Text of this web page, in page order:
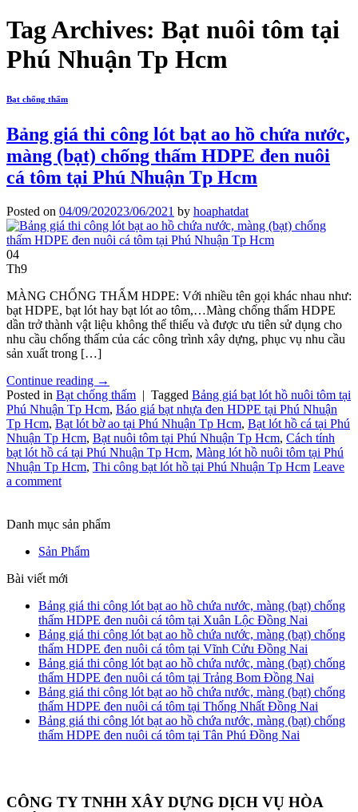
Tag Archives: Bạt nuôi tôm tại
Phú Nhuận Tp Hcm
Bạt chống thấm
Bảng giá thi công lót bạt ao hồ chứa nước,
màng (bạt) chống thấm HDPE đen nuôi
cá tôm tại Phú Nhuận Tp Hcm
Posted on 04/09/202023/06/2021 by hoaphatdat
04
Th9
MÀNG CHỐNG THẤM HDPE: Với nhiều tên gọi khác nhau như:
bạt HDPE, bạt lót hay bạt lót ao tôm,…Màng chống thấm HDPE
dần trở thành vật liệu không thể thiếu và được ưu tiên sử dụng cho
nhu cầu chống thấm của các công trình xây dựng, phục vụ nhu cầu
sản xuất trong […]
Continue reading →
Posted in Bạt chống thấm | Tagged Bảng giá bạt lót hồ nuôi tôm tại
Phú Nhuận Tp Hcm, Báo giá bạt nhựa đen HDPE tại Phú Nhuận
Tp Hcm, Bạt lót bờ ao tại Phú Nhuận Tp Hcm, Bạt lót hồ cá tại Phú
Nhuận Tp Hcm, Bạt nuôi tôm tại Phú Nhuận Tp Hcm, Cách tính
bạt lót hồ cá tại Phú Nhuận Tp Hcm, Màng lót hồ nuôi tôm tại Phú
Nhuận Tp Hcm, Thi công bạt lót hồ tại Phú Nhuận Tp Hcm Leave
a comment
Danh mục sản phẩm
Sản Phẩm
Bài viết mới
Bảng giá thi công lót bạt ao hồ chứa nước, màng (bạt) chống
thấm HDPE đen nuôi cá tôm tại Xuân Lộc Đồng Nai
Bảng giá thi công lót bạt ao hồ chứa nước, màng (bạt) chống
thấm HDPE đen nuôi cá tôm tại Vĩnh Cửu Đồng Nai
Bảng giá thi công lót bạt ao hồ chứa nước, màng (bạt) chống
thấm HDPE đen nuôi cá tôm tại Trảng Bom Đồng Nai
Bảng giá thi công lót bạt ao hồ chứa nước, màng (bạt) chống
thấm HDPE đen nuôi cá tôm tại Thống Nhất Đồng Nai
Bảng giá thi công lót bạt ao hồ chứa nước, màng (bạt) chống
thấm HDPE đen nuôi cá tôm tại Tân Phú Đồng Nai
CÔNG TY TNHH XÂY DỰNG DỊCH VỤ HÒA